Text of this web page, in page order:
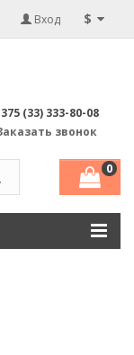
$
Вход
(33) 333-80-08
звонок
0